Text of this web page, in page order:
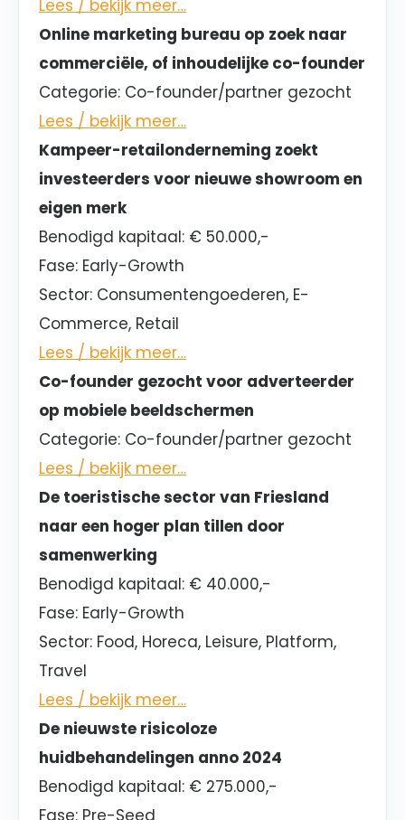
Lees / bekijk meer…
Online marketing bureau op zoek naar
commerciële, of inhoudelijke co-founder
Categorie: Co-founder/partner gezocht
Lees / bekijk meer…
Kampeer-retailonderneming zoekt
investeerders voor nieuwe showroom en
eigen merk
Benodigd kapitaal: € 50.000,-
Fase: Early-Growth
Sector: Consumentengoederen, E-
Commerce, Retail
Lees / bekijk meer…
Co-founder gezocht voor adverteerder
op mobiele beeldschermen
Categorie: Co-founder/partner gezocht
Lees / bekijk meer…
De toeristische sector van Friesland
naar een hoger plan tillen door
samenwerking
Benodigd kapitaal: € 40.000,-
Fase: Early-Growth
Sector: Food, Horeca, Leisure, Platform,
Travel
Lees / bekijk meer…
De nieuwste risicoloze
huidbehandelingen anno 2024
Benodigd kapitaal: € 275.000,-
Fase: Pre-Seed